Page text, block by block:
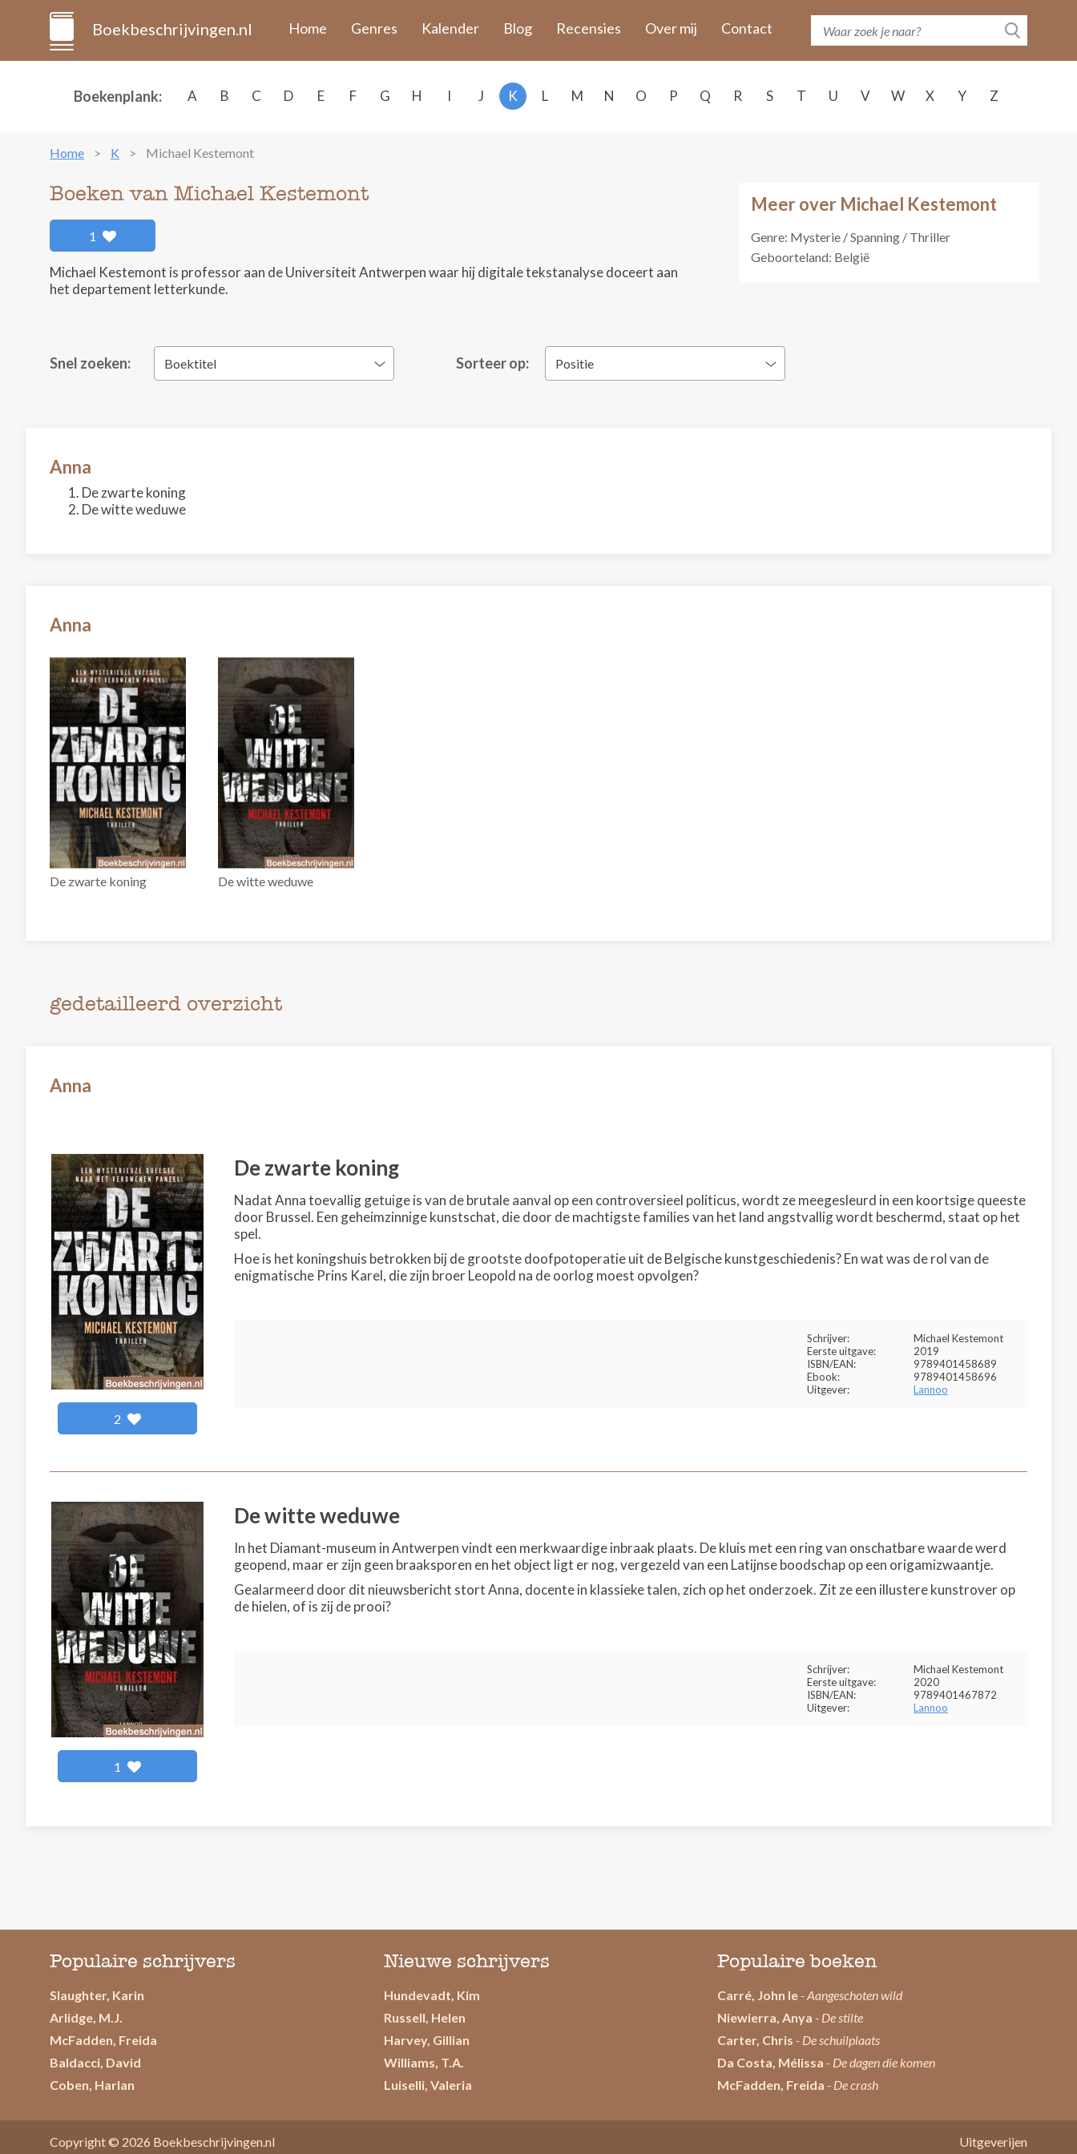
Boekbeschrijvingen.nl Home Genres Kalender Blog Recensies Over mij Contact
Boekenplank: A B C D E F G H I J K L M N O P Q R S T U V W X Y Z
Home K Michael Kestemont
Meer over Michael Kestemont
Genre: Mysterie / Spanning / Thriller
Geboorteland: België
Boeken van Michael Kestemont
1
Michael Kestemont is professor aan de Universiteit Antwerpen waar hij digitale tekstanalyse doceert aan
het departement letterkunde.
Snel zoeken: Boektitel Sorteer op: Positie
Anna
De zwarte koning
De witte weduwe
Anna
De zwarte koning De witte weduwe
gedetailleerd overzicht
Anna
2
De zwarte koning
Nadat Anna toevallig getuige is van de brutale aanval op een controversieel politicus, wordt ze meegesleurd in een koortsige queeste
door Brussel. Een geheimzinnige kunstschat, die door de machtigste families van het land angstvallig wordt beschermd, staat op het
spel.
Hoe is het koningshuis betrokken bij de grootste doofpotoperatie uit de Belgische kunstgeschiedenis? En wat was de rol van de
enigmatische Prins Karel, die zijn broer Leopold na de oorlog moest opvolgen?
Schrijver:
Michael Kestemont
Eerste uitgave:
2019
ISBN/EAN:
9789401458689
Ebook:
9789401458696
Uitgever:
Lannoo
1
De witte weduwe
In het Diamant-museum in Antwerpen vindt een merkwaardige inbraak plaats. De kluis met een ring van onschatbare waarde werd
geopend, maar er zijn geen braaksporen en het object ligt er nog, vergezeld van een Latijnse boodschap op een origamizwaantje.
Gealarmeerd door dit nieuwsbericht stort Anna, docente in klassieke talen, zich op het onderzoek. Zit ze een illustere kunstrover op
de hielen, of is zij de prooi?
Schrijver:
Michael Kestemont
Eerste uitgave:
2020
ISBN/EAN:
9789401467872
Uitgever:
Lannoo
Populaire schrijvers
Slaughter, Karin
Arlidge, M.J.
McFadden, Freida
Baldacci, David
Coben, Harlan
Nieuwe schrijvers
Hundevadt, Kim
Russell, Helen
Harvey, Gillian
Williams, T.A.
Luiselli, Valeria
Populaire boeken
Carré, John le - Aangeschoten wild
Niewierra, Anya - De stilte
Carter, Chris - De schuilplaats
Da Costa, Mélissa - De dagen die komen
McFadden, Freida - De crash
Copyright © 2026 Boekbeschrijvingen.nl Uitgeverijen